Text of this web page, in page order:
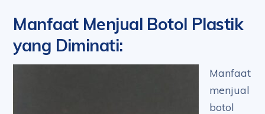
Manfaat Menjual Botol Plastik
yang Diminati:
Manfaat
menjual
botol